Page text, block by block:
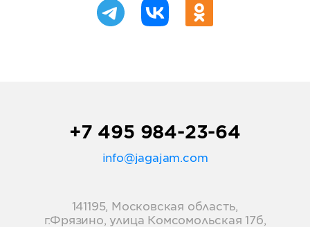
+7 495 984-23-64
info@jagajam.com
141195, Московская область,
г.Фрязино, улица Комсомольская 17б,